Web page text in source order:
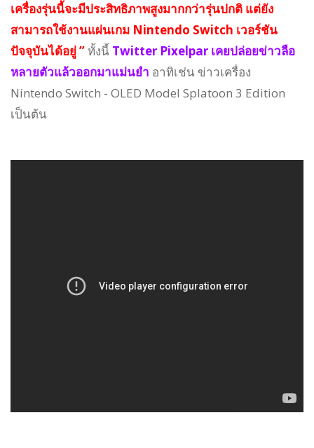
เครื่องรุ่นนี้จะมีประสิทธิภาพสูงมากกว่ารุ่นปกติ แต่ยัง
สามารถใช้งานแผ่นเกม Nintendo Switch เวอร์ชัน
ปัจจุบันได้อยู่ ”ทั้งนี้ Twitter Pixelpar เคยปล่อยข่าวลือ
หลายตัวแล้วออกมาแม่นยำ อาทิเช่น ข่าวเครื่อง
Nintendo Switch - OLED Model Splatoon 3 Edition
เป็นต้น